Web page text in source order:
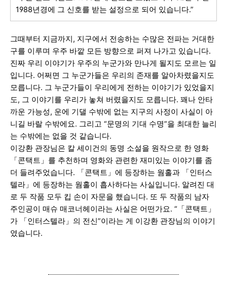
1988년경에 그 신호를 받는 설정으로 되어 있습니다.”
그때부터 지금까지, 지구에서 전송하는 수많은 전파는 거대한
구를 이루며 우주 바깥 모든 방향으로 퍼져 나가고 있습니다.
진짜 우리 이야기가 우주의 누군가와 만나게 될지도 모르는 일
입니다. 어쩌면 그 누군가들은 우리의 존재를 알아차렸을지도
모릅니다. 그 누군가들이 우리에게 전하는 이야기가 있었을지
도, 그 이야기를 우리가 놓쳐 버렸을지도 모릅니다. 꽤나 안타
까운 가능성, 운에 기댈 수밖에 없는 지구의 사정이 사실이 아
니길 바랄 수밖에요. 그리고 “문명의 기대 수명”을 최대한 늘리
는 수밖에는 없을 것 같습니다.
이강환 관장님은 칼 세이건의 동명 소설을 원작으로 한 영화
「콘택트」를 추천하며 영화와 관련한 재미있는 이야기를 좀
더 들려주었습니다. 「콘택트」에 등장하는 웜홀과 「인터스
텔라」에 등장하는 웜홀이 흡사하다는 사실입니다. 알려진 대
로 두 작품 모두 킵 손이 자문을 했습니다. 또 두 작품의 남자
주인공이 매슈 매코너헤이라는 사실은 어떤가요. “「콘택트」
가 「인터스텔라」의 전신”이라는 게 이강환 관장님의 이야기
였습니다.